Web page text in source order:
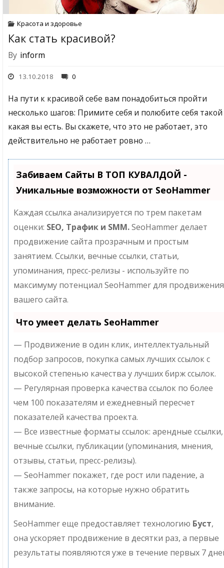
Красота и здоровье
Как стать красивой?
By inform
13.10.2018 0
На пути к красивой себе вам понадобиться пройти
несколько шагов: Примите себя и полюбите себя такой
какая вы есть. Вы скажете, что это не работает, это
действительно не работает ровно …
Забиваем Сайты В ТОП КУВАЛДОЙ -
Уникальные возможности от SeoHammer
Каждая ссылка анализируется по трем пакетам
оценки: SEO, Трафик и SMM.SeoHammer делает
продвижение сайта прозрачным и простым
занятием. Ссылки, вечные ссылки, статьи,
упоминания, пресс-релизы - используйте по
максимуму потенциал SeoHammer для продвижения
вашего сайта.
Что умеет делать SeoHammer
— Продвижение в один клик, интеллектуальный
подбор запросов, покупка самых лучших ссылок с
высокой степенью качества у лучших бирж ссылок.
— Регулярная проверка качества ссылок по более
чем 100 показателям и ежедневный пересчет
показателей качества проекта.
— Все известные форматы ссылок: арендные ссылки,
вечные ссылки, публикации (упоминания, мнения,
отзывы, статьи, пресс-релизы).
— SeoHammer покажет, где рост или падение, а
также запросы, на которые нужно обратить
внимание.
SeoHammer еще предоставляет технологию Буст,
она ускоряет продвижение в десятки раз, а первые
результаты появляются уже в течение первых 7